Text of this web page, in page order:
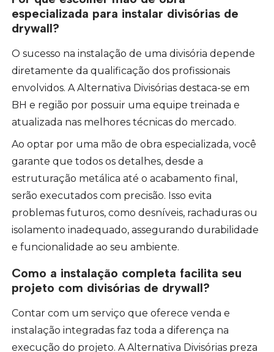
especializada para instalar divisórias de
drywall?
O sucesso na instalação de uma divisória depende
diretamente da qualificação dos profissionais
envolvidos. A Alternativa Divisórias destaca-se em
BH e região por possuir uma equipe treinada e
atualizada nas melhores técnicas do mercado.
Ao optar por uma mão de obra especializada, você
garante que todos os detalhes, desde a
estruturação metálica até o acabamento final,
serão executados com precisão. Isso evita
problemas futuros, como desníveis, rachaduras ou
isolamento inadequado, assegurando durabilidade
e funcionalidade ao seu ambiente.
Como a instalação completa facilita seu
projeto com divisórias de drywall?
Contar com um serviço que oferece venda e
instalação integradas faz toda a diferença na
execução do projeto. A Alternativa Divisórias preza